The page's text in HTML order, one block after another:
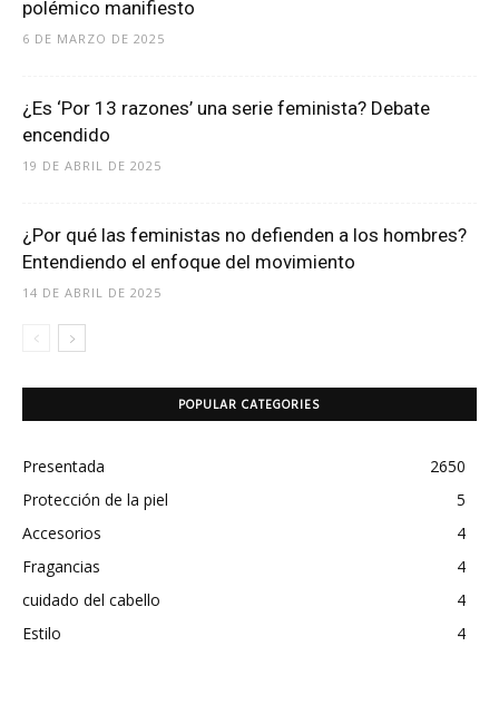
polémico manifiesto
6 DE MARZO DE 2025
¿Es ‘Por 13 razones’ una serie feminista? Debate
encendido
19 DE ABRIL DE 2025
¿Por qué las feministas no defienden a los hombres?
Entendiendo el enfoque del movimiento
14 DE ABRIL DE 2025
POPULAR CATEGORIES
Presentada
2650
Protección de la piel
5
Accesorios
4
Fragancias
4
cuidado del cabello
4
Estilo
4